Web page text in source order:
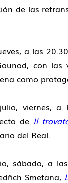
las
a las 20.30
con las
como
a las
de Il
del Real.
a las
Smetana,